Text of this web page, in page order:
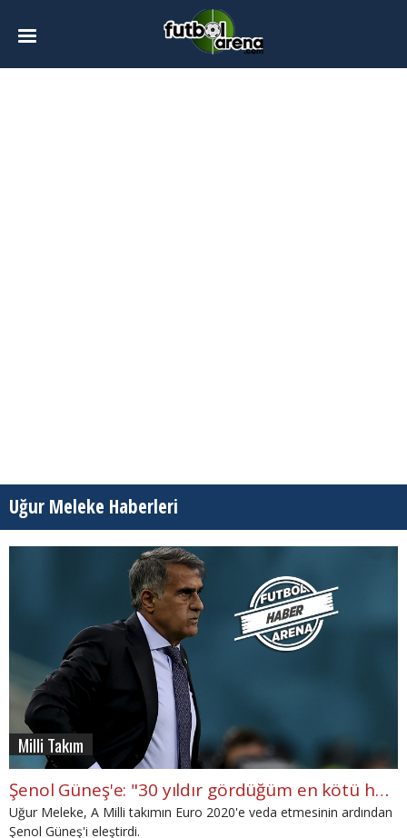
Uğur Meleke Haberleri
Milli Takım
Şenol Güneş'e: "30 yıldır gördüğüm en kötü hoca perfomansı"
Uğur Meleke, A Milli takımın Euro 2020'e veda etmesinin ardından
Şenol Güneş'i eleştirdi.